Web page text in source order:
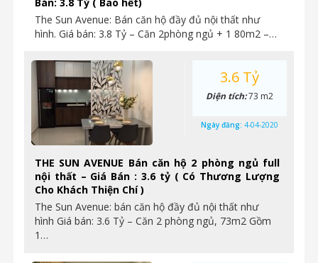
The Sun Avenue: Bán căn hộ đầy đủ nội thất như
hình. Giá bán: 3.8 Tỷ – Căn 2phòng ngủ + 1 80m2 –…
THE SUN AVENUE Bán căn hộ 2 phòng ngủ full
nội thất – Giá Bán : 3.6 tỷ ( Có Thương Lượng
Cho Khách Thiện Chí )
The Sun Avenue: bán căn hộ đầy đủ nội thất như
hình Giá bán: 3.6 Tỷ – Căn 2 phòng ngủ, 73m2 Gồm
1…
3.6 Tỷ
Diện tích:73 m2
Ngày đăng: 4-04-2020